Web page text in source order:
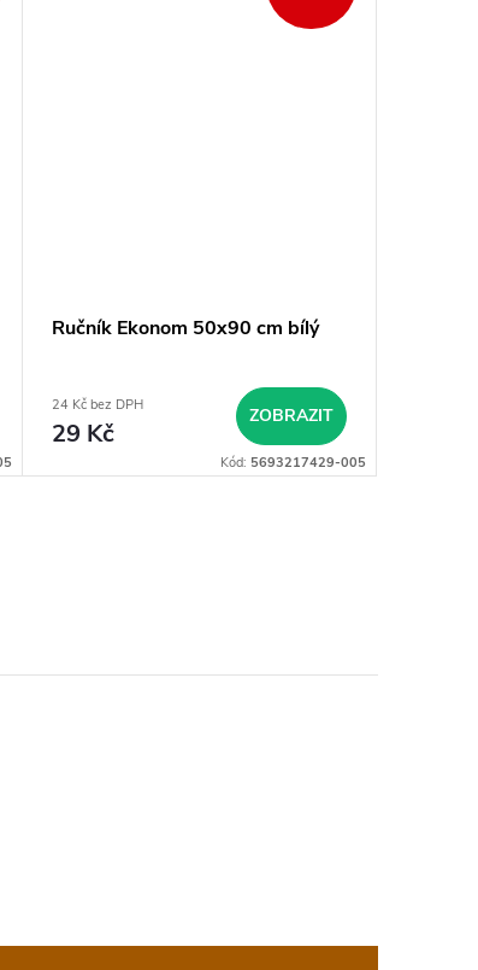
Ručník Ekonom 50x90 cm bílý
24 Kč bez DPH
29 Kč
ZOBRAZIT
Kód: 5693217429-005